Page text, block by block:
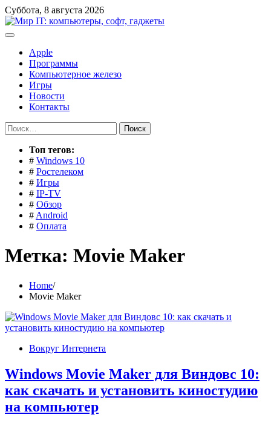
Перейти
к
содержимому
Суббота, 8 августа 2026
Apple
Программы
Компьютерное железо
Игры
Новости
Контакты
Найти:
Toп тегов:
# Windows 10
# Ростелеком
# Игры
# IP-TV
# Обзор
# Android
# Оплата
Метка: Movie Maker
Home
Movie Maker
Вокруг Интернета
Windows Movie Maker для Виндовс 10:
как скачать и установить киностудию
на компьютер